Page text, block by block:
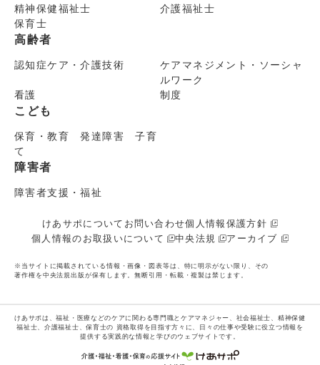
精神保健福祉士
介護福祉士
保育士
高齢者
認知症ケア・介護技術
ケアマネジメント・ソーシャ
ルワーク
看護
制度
こども
保育・教育 発達障害 子育
て
障害者
障害者支援・福祉
けあサポについて お問い合わせ個人情報保護方針
個人情報のお取扱いについて
中央法規 アーカイブ
※当サイトに掲載されている情報・画像・図表等は、特に明示がない限り、その
著作権を中央法規出版が保有します。無断引用・転載・複製は禁じます。
けあサポは、福祉・医療などのケアに関わる専門職とケアマネジャー、社会福祉士、精神保健
福祉士、介護福祉士、保育士の 資格取得を目指す方々に、日々の仕事や受験に役立つ情報を
提供する実践的な情報と学びのウェブサイトです。